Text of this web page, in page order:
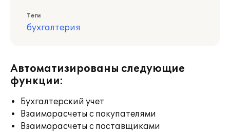
Теги
бухгалтерия
Автоматизированы следующие
функции:
Бухгалтерский учет
Взаиморасчеты с покупателями
Взаиморасчеты с поставщиками